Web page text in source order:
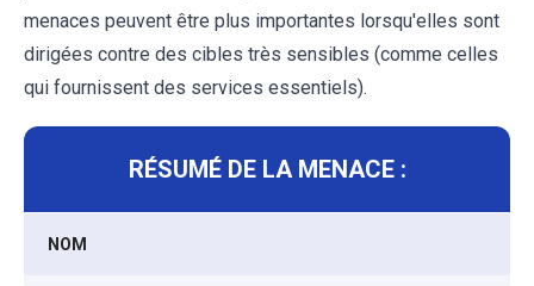
menaces peuvent être plus importantes lorsqu'elles sont
dirigées contre des cibles très sensibles (comme celles
qui fournissent des services essentiels).
RÉSUMÉ DE LA MENACE :
NOM